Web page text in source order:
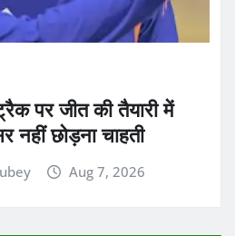
पर जीत की तैयारी में
नहीं छोड़ना चाहती
Aug 7, 2026